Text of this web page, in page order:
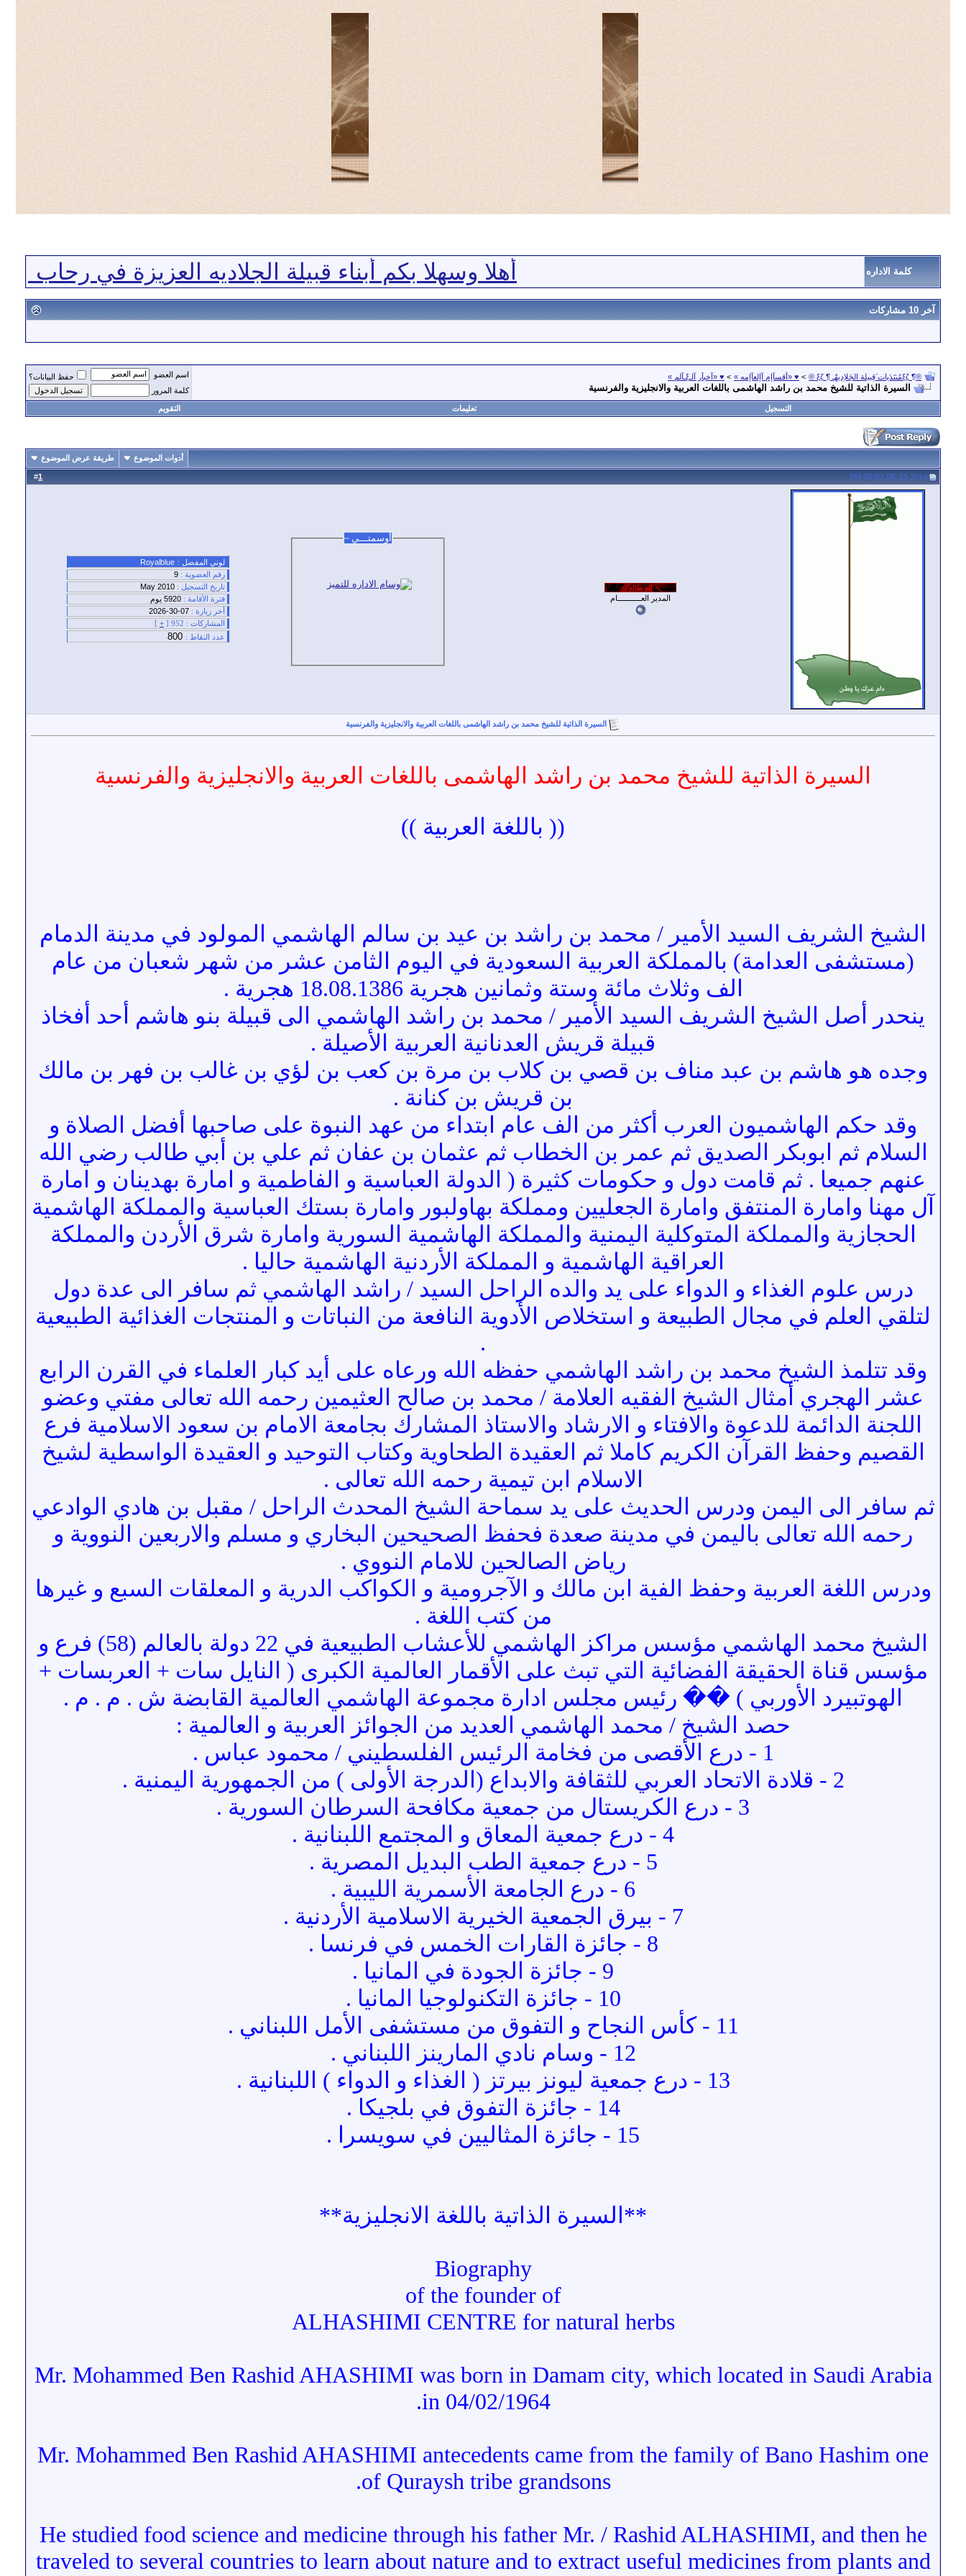
أهلا وسهلا بكم أبناء قبيلة الجلاديه العزيزة في رحاب كلمة الاداره
آخر 10 مشاركات
®¶ ξζمُنتَدَيات َقِبيلة الجَلاِديهْـ ¶ ξζ ® > ♥ «أقسآإم آإلعآإمه » > ♥ «آخبآر آلـξـآلم »
السيرة الذاتية للشيخ محمد بن راشد الهاشمى باللغات العربية والانجليزية والفرنسية
اسم العضو
حفظ البيانات؟
كلمة المرور
التسجيل تعليمات التقويم
أدوات الموضوع طريقة عرض الموضوع
#1 05-13-2014, 05:50 PM
المدير العـــــــــــام
أوسمتـــي ~
لوني المفضل : Royalblue
رقم العضوية : 9
تاريخ التسجيل : May 2010
فترة الأقامة : 5920 يوم
أخر زيارة : 07-30-2026
المشاركات : 952 [
+
]
عدد النقاط :
السيرة الذاتية للشيخ محمد بن راشد الهاشمى باللغات العربية والانجليزية والفرنسية
السيرة الذاتية للشيخ محمد بن راشد الهاشمى باللغات العربية والانجليزية والفرنسية
(( باللغة العربية ))
الشيخ الشريف السيد الأمير / محمد بن راشد بن عيد بن سالم الهاشمي المولود في مدينة الدمام
(مستشفى العدامة) بالمملكة العربية السعودية في اليوم الثامن عشر من شهر شعبان من عام
الف وثلاث مائة وستة وثمانين هجرية 18.08.1386 هجرية .
ينحدر أصل الشيخ الشريف السيد الأمير / محمد بن راشد الهاشمي الى قبيلة بنو هاشم أحد أفخاذ
قبيلة قريش العدنانية العربية الأصيلة .
وجده هو هاشم بن عبد مناف بن قصي بن كلاب بن مرة بن كعب بن لؤي بن غالب بن فهر بن مالك
بن قريش بن كنانة .
وقد حكم الهاشميون العرب أكثر من الف عام ابتداء من عهد النبوة على صاحبها أفضل الصلاة و
السلام ثم ابوبكر الصديق ثم عمر بن الخطاب ثم عثمان بن عفان ثم علي بن أبي طالب رضي الله
عنهم جميعا . ثم قامت دول و حكومات كثيرة ( الدولة العباسية و الفاطمية و امارة بهدينان و امارة
آل مهنا وامارة المنتفق وامارة الجعليين ومملكة بهاولبور وامارة بستك العباسية والمملكة الهاشمية
الحجازية والمملكة المتوكلية اليمنية والمملكة الهاشمية السورية وامارة شرق الأردن والمملكة
العراقية الهاشمية و المملكة الأردنية الهاشمية حاليا .
درس علوم الغذاء و الدواء على يد والده الراحل السيد / راشد الهاشمي ثم سافر الى عدة دول
لتلقي العلم في مجال الطبيعة و استخلاص الأدوية النافعة من النباتات و المنتجات الغذائية الطبيعية
.
وقد تتلمذ الشيخ محمد بن راشد الهاشمي حفظه الله ورعاه على أيد كبار العلماء في القرن الرابع
عشر الهجري أمثال الشيخ الفقيه العلامة / محمد بن صالح العثيمين رحمه الله تعالى مفتي وعضو
اللجنة الدائمة للدعوة والافتاء و الارشاد والاستاذ المشارك بجامعة الامام بن سعود الاسلامية فرع
القصيم وحفظ القرآن الكريم كاملا ثم العقيدة الطحاوية وكتاب التوحيد و العقيدة الواسطية لشيخ
الاسلام ابن تيمية رحمه الله تعالى .
ثم سافر الى اليمن ودرس الحديث على يد سماحة الشيخ المحدث الراحل / مقبل بن هادي الوادعي
رحمه الله تعالى باليمن في مدينة صعدة فحفظ الصحيحين البخاري و مسلم والاربعين النووية و
رياض الصالحين للامام النووي .
ودرس اللغة العربية وحفظ الفية ابن مالك و الآجرومية و الكواكب الدرية و المعلقات السبع و غيرها
من كتب اللغة .
الشيخ محمد الهاشمي مؤسس مراكز الهاشمي للأعشاب الطبيعية في 22 دولة بالعالم (58) فرع و
مؤسس قناة الحقيقة الفضائية التي تبث على الأقمار العالمية الكبرى ( النايل سات + العربسات +
الهوتبيرد الأوربي ) �� رئيس مجلس ادارة مجموعة الهاشمي العالمية القابضة ش . م . م .
حصد الشيخ / محمد الهاشمي العديد من الجوائز العربية و العالمية :
1 - درع الأقصى من فخامة الرئيس الفلسطيني / محمود عباس .
2 - قلادة الاتحاد العربي للثقافة والابداع (الدرجة الأولى ) من الجمهورية اليمنية .
3 - درع الكريستال من جمعية مكافحة السرطان السورية .
4 - درع جمعية المعاق و المجتمع اللبنانية .
5 - درع جمعية الطب البديل المصرية .
6 - درع الجامعة الأسمرية الليبية .
7 - بيرق الجمعية الخيرية الاسلامية الأردنية .
8 - جائزة القارات الخمس في فرنسا .
9 - جائزة الجودة في المانيا .
10 - جائزة التكنولوجيا المانيا .
11 - كأس النجاح و التفوق من مستشفى الأمل اللبناني .
12 - وسام نادي المارينز اللبناني .
13 - درع جمعية ليونز بيرتز ( الغذاء و الدواء ) اللبنانية .
14 - جائزة التفوق في بلجيكا .
15 - جائزة المثاليين في سويسرا .
**السيرة الذاتية باللغة الانجليزية**
Biography
of the founder of
ALHASHIMI CENTRE for natural herbs
Mr. Mohammed Ben Rashid AHASHIMI was born in Damam city, which located in Saudi Arabia
in 04/02/1964.
Mr. Mohammed Ben Rashid AHASHIMI antecedents came from the family of Bano Hashim one
of Quraysh tribe grandsons.
He studied food science and medicine through his father Mr. / Rashid ALHASHIMI, and then he
traveled to several countries to learn about nature and to extract useful medicines from plants and